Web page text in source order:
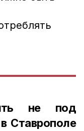
не под
Ставрополе